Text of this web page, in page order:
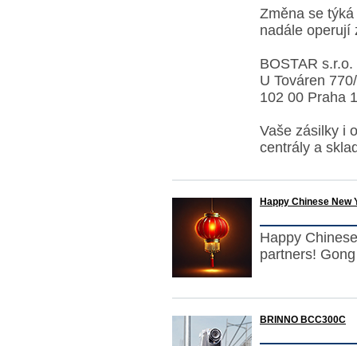
Změna se
nadále operují
BOSTAR s.r.o.
U Továren
102 00 Praha
Vaše zásilky i
centrály a
Happy Chinese New
Happy
partners!
BRINNO BCC300C